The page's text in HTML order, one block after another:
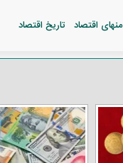
منهای اقتصاد تاریخ اقتصاد